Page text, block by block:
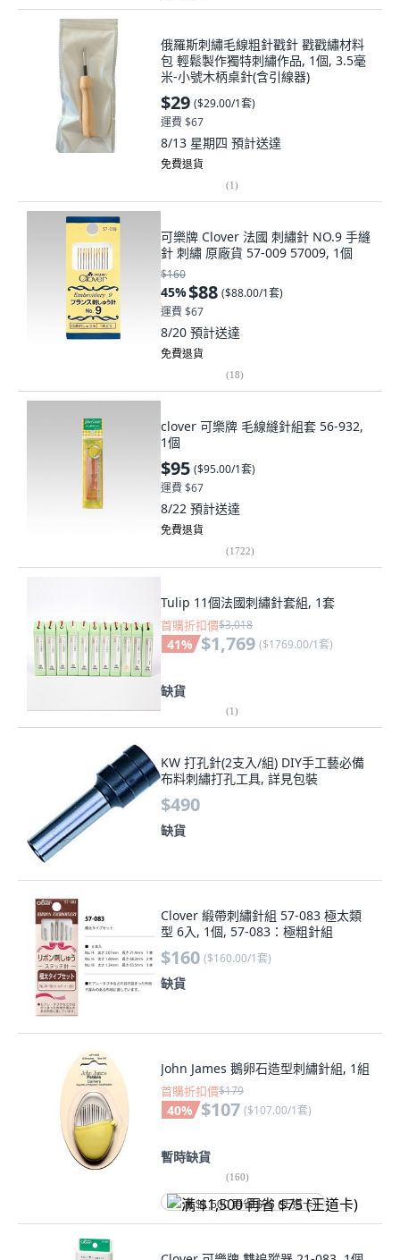
俄羅斯刺繡毛線粗針戳針 戳戳繡材料
包 輕鬆製作獨特刺繡作品, 1個, 3.5毫
米-小號木柄桌針(含引線器)
$29 ($29.00/1套)
運費 $67
8/13 星期四 預計送達
免費退貨
(1)
可樂牌 Clover 法國 刺繡針 NO.9 手縫
針 刺繡 原廠貨 57-009 57009, 1個
$160
45%$88 ($88.00/1套)
運費 $67
8/20 預計送達
免費退貨
(18)
clover 可樂牌 毛線縫針組套 56-932,
1個
$95 ($95.00/1套)
運費 $67
8/22 預計送達
免費退貨
(1722)
Tulip 11個法國刺繡針套組, 1套
首購折扣價$3,018
41% $1,769 ($1769.00/1套)
缺貨
(1)
KW 打孔針(2支入/組) DIY手工藝必備
布料刺繡打孔工具, 詳見包裝
$490
缺貨
Clover 緞帶刺繡針組 57-083 極太類
型 6入, 1個, 57-083：極粗針組
$160 ($160.00/1套)
缺貨
John James 鵝卵石造型刺繡針組, 1組
首購折扣價$179
40% $107 ($107.00/1套)
暫時缺貨
(160)
满 $1,500 再省 $75 (王道卡)